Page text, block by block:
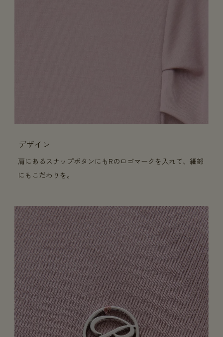
デザイン
肩にあるスナップボタンにもRのロゴマークを入れて、細部
にもこだわりを。